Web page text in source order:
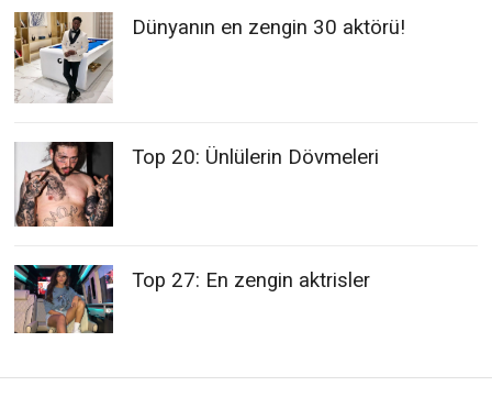
Dünyanın en zengin 30 aktörü!
Top 20: Ünlülerin Dövmeleri
Top 27: En zengin aktrisler